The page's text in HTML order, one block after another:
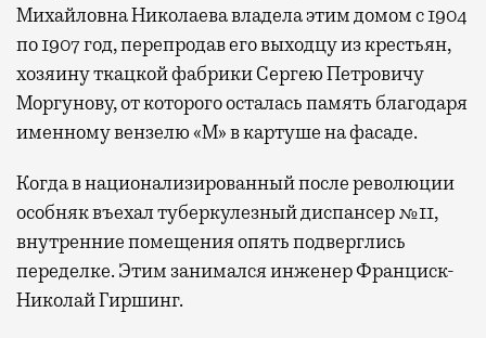
Михайловна Николаева владела этим домом с 1904
по 1907 год, перепродав его выходцу из крестьян,
хозяину ткацкой фабрики Сергею Петровичу
Моргунову, от которого осталась память благодаря
именному вензелю «М» в картуше на фасаде.
Когда в национализированный после революции
особняк въехал туберкулезный диспансер №11,
внутренние помещения опять подверглись
переделке. Этим занимался инженер Франциск-
Николай Гиршинг.